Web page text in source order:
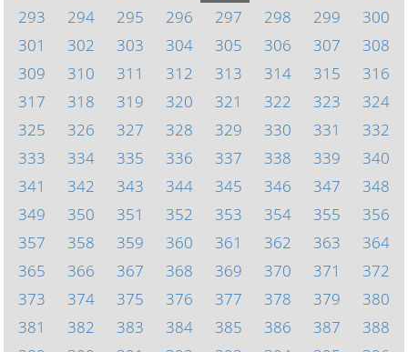
293
294 295 296 297 298 299
300
301
302 303 304 305 306 307
308
309
310 311 312 313 314 315
316
317
318 319 320 321 322 323
324
325
326 327 328 329 330 331
332
333
334 335 336 337 338 339
340
341
342 343 344 345 346 347
348
349
350 351 352 353 354 355
356
357
358 359 360 361 362 363
364
365
366 367 368 369 370 371
372
373
374 375 376 377 378 379
380
381
382 383 384 385 386 387
388